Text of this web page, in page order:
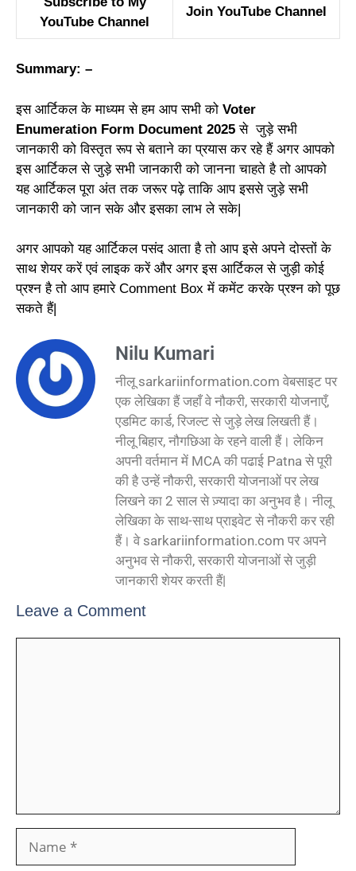
YouTube Channel
Join YouTube Channel
Summary: –
इस आर्टिकल के माध्यम से हम आप सभी को Voter
Enumeration Form Document 2025 से जुड़े सभी
जानकारी को विस्तृत रूप से बताने का प्रयास कर रहे हैं अगर आपको
इस आर्टिकल से जुड़े सभी जानकारी को जानना चाहते है तो आपको
यह आर्टिकल पूरा अंत तक जरूर पढ़े ताकि आप इससे जुड़े सभी
जानकारी को जान सके और इसका लाभ ले सके|
अगर आपको यह आर्टिकल पसंद आता है तो आप इसे अपने दोस्तों के
साथ शेयर करें एवं लाइक करें और अगर इस आर्टिकल से जुड़ी कोई
प्रश्न है तो आप हमारे Comment Box में कमेंट करके प्रश्न को पूछ
सकते हैं|
Nilu Kumari
नीलू sarkariinformation.com वेबसाइट पर
एक लेखिका हैं जहाँ वे नौकरी, सरकारी योजनाएँ,
एडमिट कार्ड, रिजल्ट से जुड़े लेख लिखती हैं।
नीलू बिहार, नौगछिआ के रहने वाली हैं। लेकिन
अपनी वर्तमान में MCA की पढाई Patna से पूरी
की है उन्हें नौकरी, सरकारी योजनाओं पर लेख
लिखने का 2 साल से ज़्यादा का अनुभव है। नीलू
लेखिका के साथ-साथ प्राइवेट से नौकरी कर रही
हैं। वे sarkariinformation.com पर अपने
अनुभव से नौकरी, सरकारी योजनाओं से जुड़ी
जानकारी शेयर करती हैं|
Leave a Comment